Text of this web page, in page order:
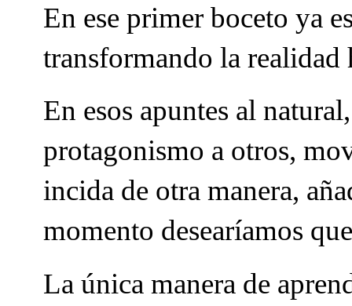
En ese primer boceto ya
transformando la realidad
En esos apuntes al
protagonismo a otros,
incida de otra manera,
momento desearíamos
La única manera de